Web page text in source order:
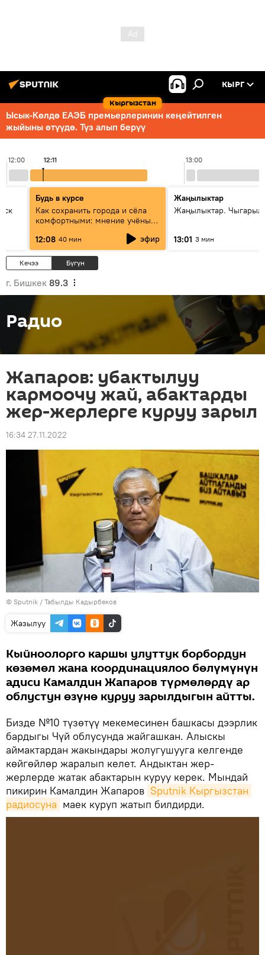
Кыргызстан
КЫРГ
Ысык-Көлдө ЕАЭБ премьерлеринин кеңейтилген
жыйыны өтүүдө. Түз алып берүү
12:00 13:00
12:11
Будь в курсе
Как сохранить города и сёла
комфортными: мнение учёных
12:08 40 мин эфир
Жаңылыктар
Жаңылыктар.
13:01 3 мин
Кечээ Бүгүн
г. Бишкек 89.3
Радио
Жапаров: убактылуу
кармоочу жай, абактарды
жер-жерлерге куруу зарыл
16:34 27.11.2022
© Sputnik / Табылды Кадырбеков
Жазылуу
Кыйноолорго каршы улуттук борбордун
көзөмөл жана координациялоо бөлүмүнүн
адиси Камалдин Жапаров түрмөлөрдү ар
облустун өзүнө куруу зарылдыгын айтты.
Бизде №10 түзөтүү мекемесинен башкасы дээрлик
бардыгы Чүй облусунда жайгашкан. Алыскы
аймактардан жакындары жолугушууга келгенде
көйгөйлөр жаралып келет. Андыктан жер-
жерлерде жатак абактарын куруу керек. Мындай
пикирин Камалдин Жапаров Sputnik Кыргызстан
радиосуна маек куруп жатып билдирди.